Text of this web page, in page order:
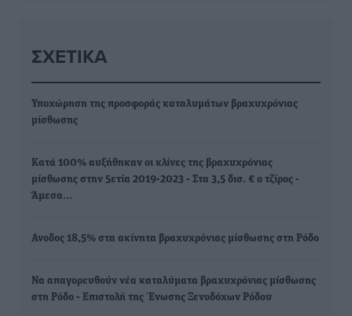
ΣΧΕΤΙΚΆ
Υποχώρηση της προσφοράς καταλυμάτων βραχυχρόνιας
μίσθωσης
Κατά 100% αυξήθηκαν οι κλίνες της βραχυχρόνιας
μίσθωσης στην 5ετία 2019-2023 - Στα 3,5 δισ. € ο τζίρος -
Άμεσα…
Ανοδος 18,5% στα ακίνητα βραχυχρόνιας μίσθωσης στη Ρόδο
Να απαγορευθούν νέα καταλύματα βραχυχρόνιας μίσθωσης
στη Ρόδο - Επιστολή της Ένωσης Ξενοδόχων Ρόδου